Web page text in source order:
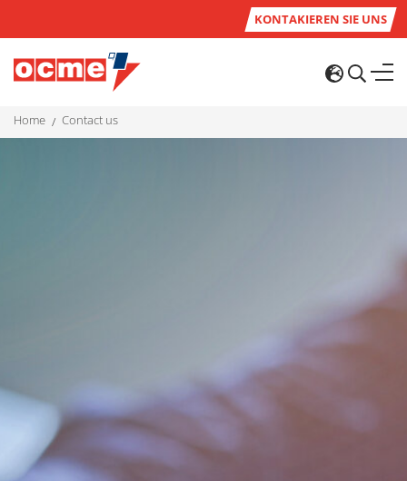
KONTAKIEREN SIE UNS
home contact us